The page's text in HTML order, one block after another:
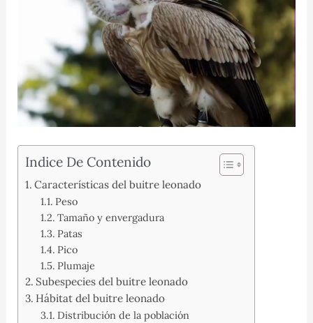
Indice De Contenido
Características del buitre leonado
Peso
Tamaño y envergadura
Patas
Pico
Plumaje
Subespecies del buitre leonado
Hábitat del buitre leonado
Distribución de la población